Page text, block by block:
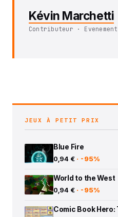
Kévin Marchetti
Contributeur ·
JEUX À PETIT PRIX
Blue Fire
0,94 € · -95%
World to the West
0,94 € · -95%
Comic Book